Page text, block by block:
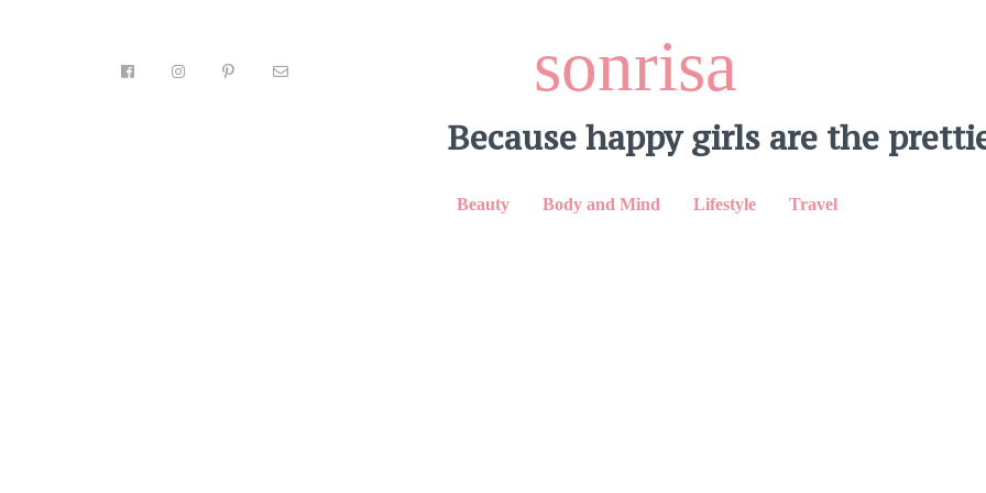
sonrisa
Because happy girls are the
Beauty Body and Mind Lifestyle Travel